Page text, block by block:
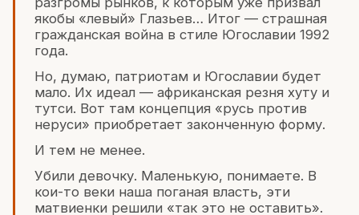
якобы «левый» Глазьев… Итог — страшная
гражданская война в стиле Югославии 1992
года.
Но, думаю, патриотам и Югославии будет
мало. Их идеал — африканская резня хуту и
тутси. Вот там концепция «русь против
неруси» приобретает законченную форму.
И тем не менее.
Убили девочку. Маленькую, понимаете. В
кои-то веки наша поганая власть, эти
матвиенки решили «так это не оставить».